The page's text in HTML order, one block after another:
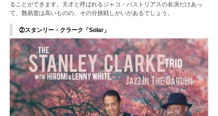
ることができます。天才と呼ばれるジャコ・パストリアスの名演だけあっ
て、難易度は高いものの、その分挑戦しがいがあるでしょう。
②スタンリー・クラーク「Solar」